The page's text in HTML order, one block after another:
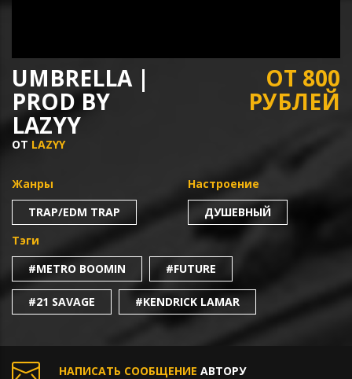
UMBRELLA |
PROD BY
LAZYY
ОТ LAZYY
ОТ 800
РУБЛЕЙ
Жанры
TRAP/EDM TRAP
Настроение
ДУШЕВНЫЙ
Тэги
#METRO BOOMIN
#FUTURE
#21 SAVAGE #KENDRICK LAMAR
НАПИСАТЬ СООБЩЕНИЕ АВТОРУ